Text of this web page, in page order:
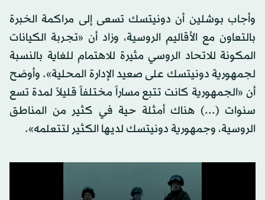
وأجاب بوشلين أن دونيتسك تسعى إلى مراكمة الخبرة
بالتعاون مع الأقاليم الروسية، وزاد أن «تجربة الكيانات
المكونة للاتحاد الروسي مثيرة للاهتمام للغاية بالنسبة
لجمهورية دونيتسك على صعيد الإدارة المحلية». وأوضح
أن «الجمهورية كانت تتبع مساراً مختلفاً قليلاً لمدة تسع
سنوات (...) هناك أمثلة حية في كثير من المناطق
الروسية، وجمهورية دونيتسك لديها الكثير لتتعلمه».